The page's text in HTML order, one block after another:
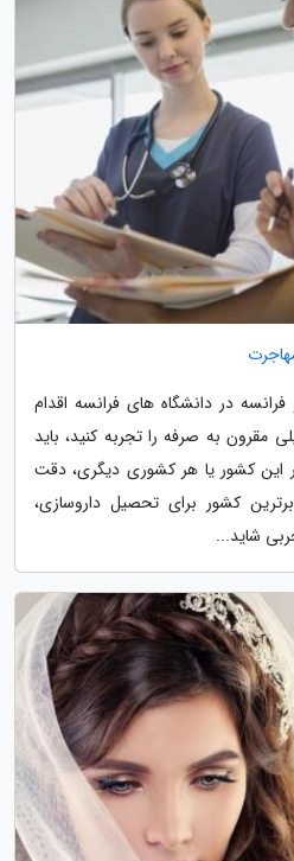
در دانشگاه های فرانسه اقدام
مقرون به صرفه را تجربه کنید، باید
این کشور یا هر کشوری دیگری، دقت
کشور برای تحصیل داروسازی،
شاید...